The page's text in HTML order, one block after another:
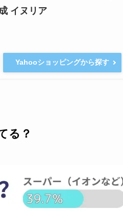
イヌリア
Yahooショッピングから探す
る？